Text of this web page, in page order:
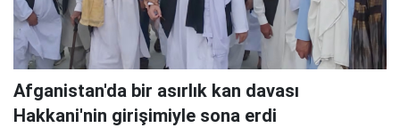
Afganistan'da bir asırlık kan davası
Hakkani'nin girişimiyle sona erdi